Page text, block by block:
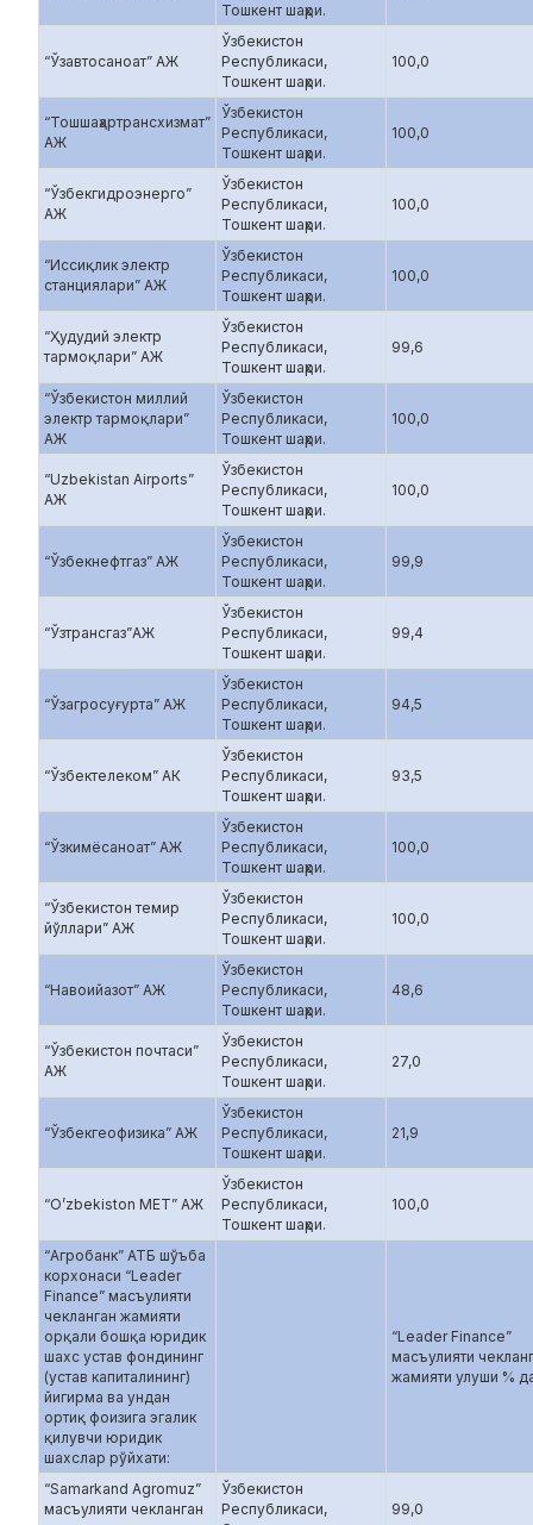
Тошкент шаҳри.
“Ўзавтосаноат” АЖ
Ўзбекистон
Республикаси,
Тошкент шаҳри.
100,0
“Тошшаҳартрансхизмат”
АЖ
Ўзбекистон
Республикаси,
Тошкент шаҳри.
100,0
“Ўзбекгидроэнерго”
АЖ
Ўзбекистон
Республикаси,
Тошкент шаҳри.
100,0
“Иссиқлик электр
станциялари” АЖ
Ўзбекистон
Республикаси,
Тошкент шаҳри.
100,0
“Ҳудудий электр
тармоқлари” АЖ
Ўзбекистон
Республикаси,
Тошкент шаҳри.
99,6
“Ўзбекистон миллий
электр тармоқлари”
АЖ
Ўзбекистон
Республикаси,
Тошкент шаҳри.
100,0
“Uzbekistan Airports”
АЖ
Ўзбекистон
Республикаси,
Тошкент шаҳри.
100,0
“Ўзбекнефтгаз” АЖ
Ўзбекистон
Республикаси,
Тошкент шаҳри.
99,9
“Ўзтрансгаз”АЖ
Ўзбекистон
Республикаси,
Тошкент шаҳри.
99,4
“Ўзагросуғурта” АЖ
Ўзбекистон
Республикаси,
Тошкент шаҳри.
94,5
“Ўзбектелеком” АК
Ўзбекистон
Республикаси,
Тошкент шаҳри.
93,5
“Ўзкимёсаноат” АЖ
Ўзбекистон
Республикаси,
Тошкент шаҳри.
100,0
“Ўзбекистон темир
йўллари” АЖ
Ўзбекистон
Республикаси,
Тошкент шаҳри.
100,0
“Навоийазот” АЖ
Ўзбекистон
Республикаси,
Тошкент шаҳри.
48,6
“Ўзбекистон почтаси”
АЖ
Ўзбекистон
Республикаси,
Тошкент шаҳри.
27,0
“Ўзбекгеофизика” АЖ
Ўзбекистон
Республикаси,
Тошкент шаҳри.
21,9
“O’zbekiston MET” АЖ
Ўзбекистон
Республикаси,
Тошкент шаҳри.
100,0
“Агробанк” АТБ шўъба
корхонаси “Leader
Finance” масъулияти
чекланган жамияти
орқали бошқа юридик
шахс устав фондининг
(устав капиталининг)
йигирма ва ундан
ортиқ фоизига эгалик
қилувчи юридик
шахслар рўйхати:
“Leader Finance”
масъулияти
жамияти улуши %
“Samarkand Agromuz”
масъулияти чекланган
Ўзбекистон
Республикаси,
99,0